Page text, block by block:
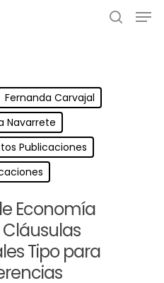
Fernanda Carvajal
Navarrete
Publicaciones
Economía
Tipo para